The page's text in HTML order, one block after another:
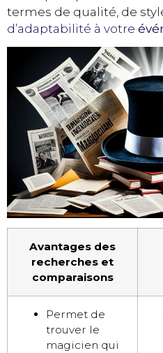
termes de qualité, de
d’adaptabilité à votre
Avantages des
recherches et
comparaisons
Permet de
trouver le
magicien qui